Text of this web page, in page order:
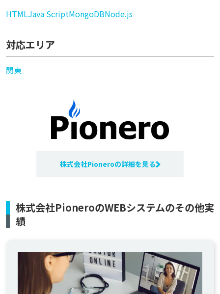
HTMLJava ScriptMongoDBNode.js
対応エリア
関東
株式会社Pioneroの詳細を見る
株式会社PioneroのWEBシステムのその他実
績